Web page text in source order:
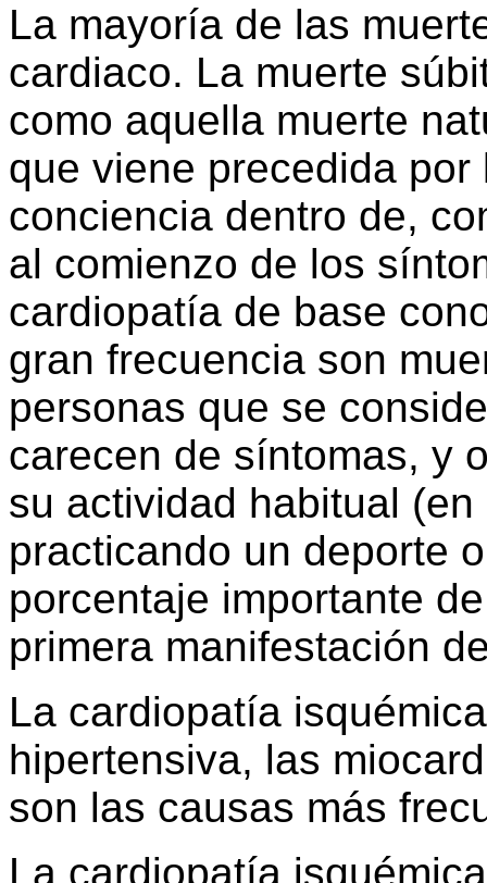
La mayoría de las
cardiaco. La muerte
como aquella muerte
que viene precedida
conciencia dentro de,
al comienzo de los
cardiopatía de base
gran frecuencia son
personas que se
carecen de síntomas, y
su actividad habitual
practicando un deporte
porcentaje importante
primera manifestación
La cardiopatía
hipertensiva, las
son las causas más
La cardiopatía